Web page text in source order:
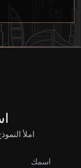
املأ